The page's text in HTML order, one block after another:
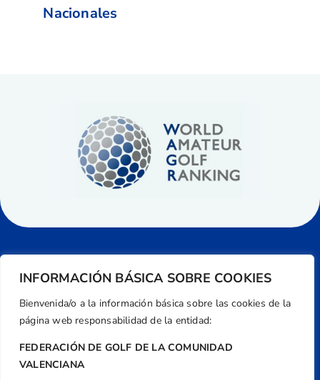
INFORMACIÓN BÁSICA SOBRE COOKIES
Bienvenida/o a la información básica sobre las cookies de la
página web responsabilidad de la entidad:
FEDERACIÓN DE GOLF DE LA COMUNIDAD
VALENCIANA
Nacionales